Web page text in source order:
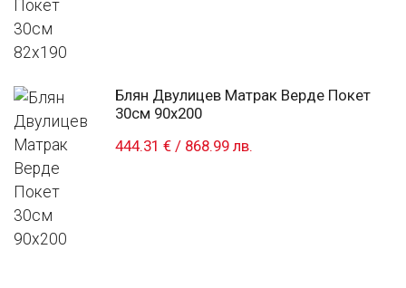
Блян Двулицев Матрак Верде Покет
30см 90x200
444.31 € / 868.99 лв.